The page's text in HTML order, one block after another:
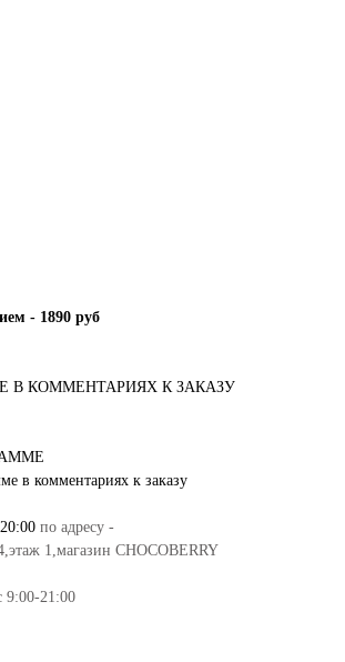
- 1890 руб
КОММЕНТАРИЯХ К ЗАКАЗУ
в комментариях к заказу
по адресу -
1,магазин CHOCOBERRY
9:00-21:00